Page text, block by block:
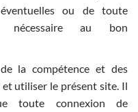
éventuelles ou de toute
nécessaire au bon
la compétence et des
et utiliser le présent site. Il
toute connexion de